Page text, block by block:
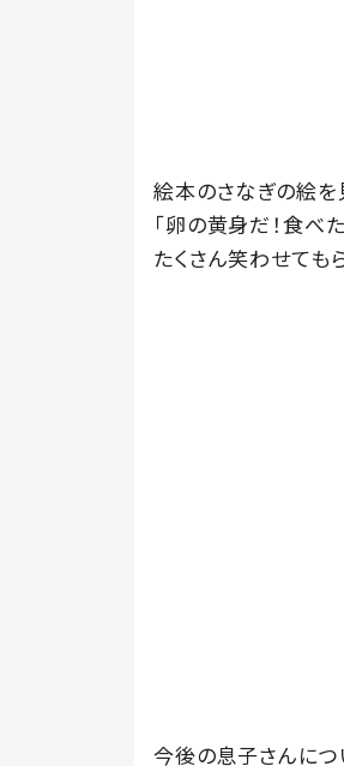
絵本のさなぎの絵を
「卵の黄身だ！食べ
たくさん笑わせても
今後の息子さんにつ